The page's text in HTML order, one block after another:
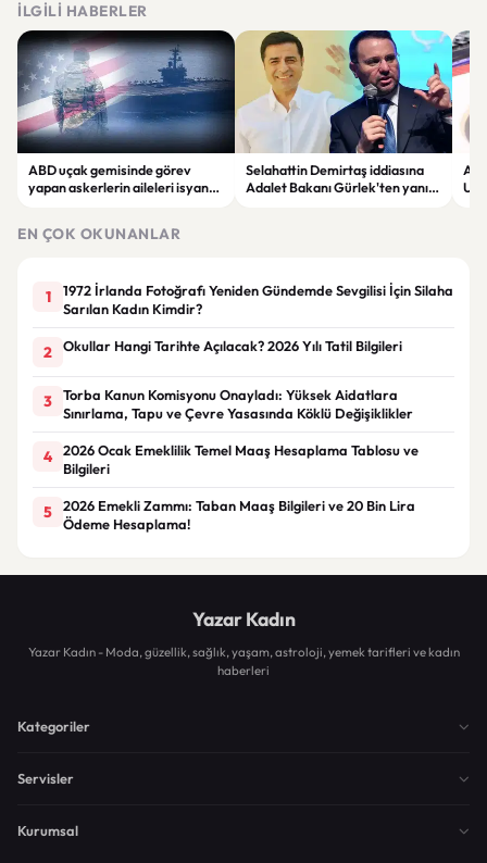
İLGILI HABERLER
ABD uçak gemisinde görev
yapan askerlerin aileleri isyan
Selahattin Demirtaş iddiasına
Adalet Bakanı Gürlek'ten yanıt:
EN ÇOK OKUNANLAR
1
1972 İrlanda Fotoğrafı Yeniden Gündemde Sevgilisi İçin Silaha
Sarılan Kadın Kimdir?
2 Okullar Hangi Tarihte Açılacak? 2026 Yılı Tatil Bilgileri
3
Torba Kanun Komisyonu Onayladı: Yüksek Aidatlara
Sınırlama, Tapu ve Çevre Yasasında Köklü Değişiklikler
4
2026 Ocak Emeklilik Temel Maaş Hesaplama Tablosu ve
Bilgileri
5
2026 Emekli Zammı: Taban Maaş Bilgileri ve 20 Bin Lira
Ödeme Hesaplama!
Yazar Kadın
Yazar Kadın - Moda, güzellik, sağlık, yaşam, astroloji, yemek tarifleri ve kadın
haberleri
Kategoriler
Servisler
Kurumsal